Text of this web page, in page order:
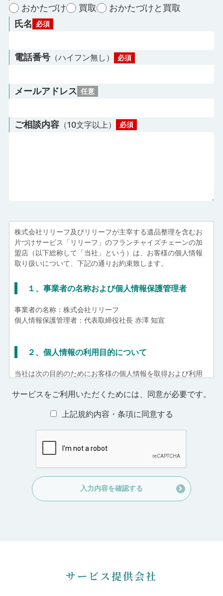
おかたづけ 買取
おかたづけと買取
⽒名 必須
電話番号（ハイフン無し） 必須
メールアドレス 任意
ご相談内容（10⽂字以上） 必須
株式会社リリーフ及びリリーフが主宰する遺品整理を含むお
片づけサービス「リリーフ」のフランチャイズチェーンの加
盟店（以下総称して「当社」という）は、お客様の個人情報
取り扱いについて、下記の通りお約束致します。
１、事業者の名称および個人情報保護管理者
事業者の名称：株式会社リリーフ
個人情報保護管理者：代表取締役社長 赤澤 知宣
２、個人情報の利用目的について
当社は次の目的のためにお客様の個人情報を取得および利用
お客様からのお問合せへの対応、アフターサービス、その
当社、又は当社と提携する他社のサービス、商品、各種企
するご案内のため
マーケティング調査及び分析のため
経営分析のための統計数値作成及び分析結果の利用のため
お客様との電話応対、接客の際、オペレーター又はスタッ
フの的確な対応と品質維持向上のため
サービスをご利用いただくためには、 同意が必要です。
上記規約内容・条項に同意する
入力内容を確認する
サービス提供会社